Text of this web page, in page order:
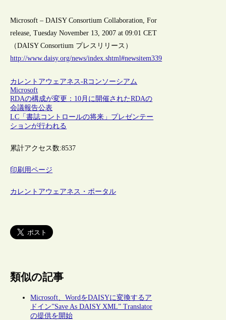
Microsoft – DAISY Consortium Collaboration, For
release, Tuesday November 13, 2007 at 09:01 CET
（DAISY Consortium プレスリリース）
http://www.daisy.org/news/index.shtml#newsitem339
カレントアウェアネス-Rコンソーシアム
Microsoft
RDAの構成が変更：10月に開催されたRDAの
会議報告公表
LC「書誌コントロールの将来」プレゼンテー
ションが行われる
累計アクセス数:8537
印刷用ページ
カレントアウェアネス・ポータル
類似の記事
Microsoft、WordをDAISYに変換するア
ドイン”Save As DAISY XML” Translator
の提供を開始